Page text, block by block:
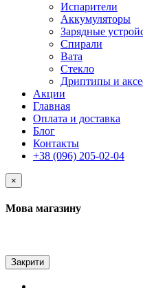
Испарители
Аккумуляторы
Зарядные
Спирали
Вата
Стекло
Дриптипы и
Акции
Главная
Оплата и доставка
Блог
Контакты
+38 (096) 205-02-04
×
Мова магазину
Закрити